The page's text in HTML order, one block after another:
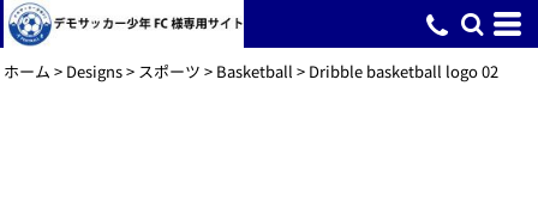
ホーム > Designs> スポーツ > Basketball > Dribble basketball logo 02